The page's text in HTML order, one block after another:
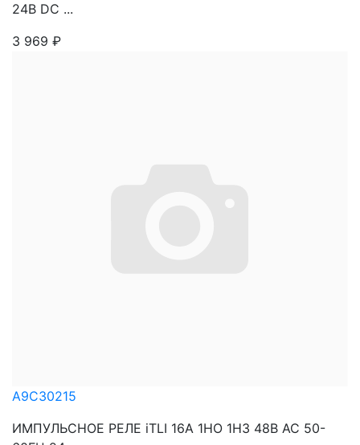
24В DC ...
3 969 ₽
A9C30215
ИМПУЛЬСНОЕ РЕЛЕ iTLI 16A 1НО 1НЗ 48В АС 50-